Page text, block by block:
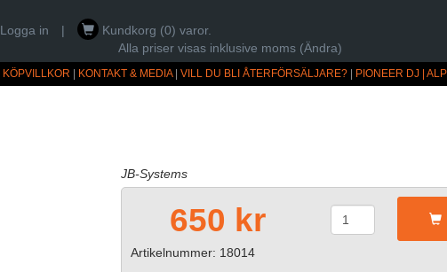
Logga in |
Kundkorg (0) varor.
Alla priser visas inklusive moms (Ändra)
KÖPVILLKOR KONTAKT & MEDIA| VILL DU BLI ÅTERFÖRSÄLJARE? PIONEER DJ |
JB-Systems
650 kr
Artikelnummer: 18014